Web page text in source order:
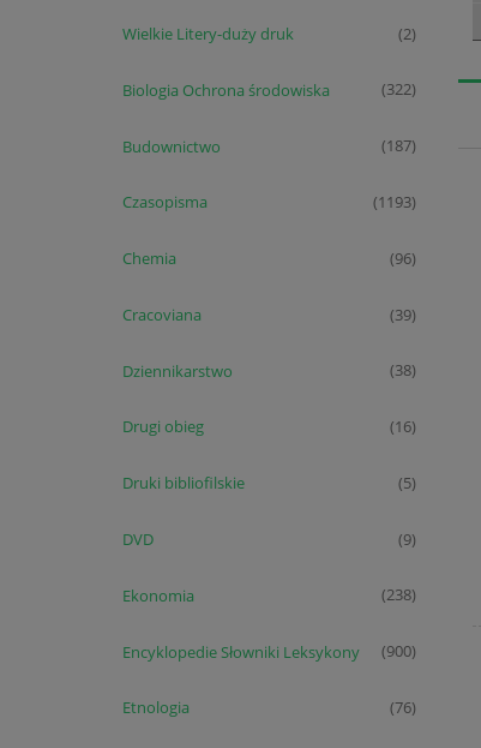
Wielkie Litery-duży druk (2)
Biologia Ochrona środowiska (322)
Budownictwo (187)
Czasopisma (1193)
Chemia (96)
Cracoviana (39)
Dziennikarstwo (38)
Drugi obieg (16)
Druki bibliofilskie (5)
DVD (9)
Ekonomia (238)
Encyklopedie Słowniki Leksykony (900)
Etnologia (76)